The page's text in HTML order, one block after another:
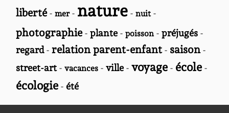
liberté- mer- nature - nuit-
photographie- plante- poisson- préjugés -
regard- relation parent-enfant- saison-
street-art- vacances - ville- voyage - école -
écologie - été